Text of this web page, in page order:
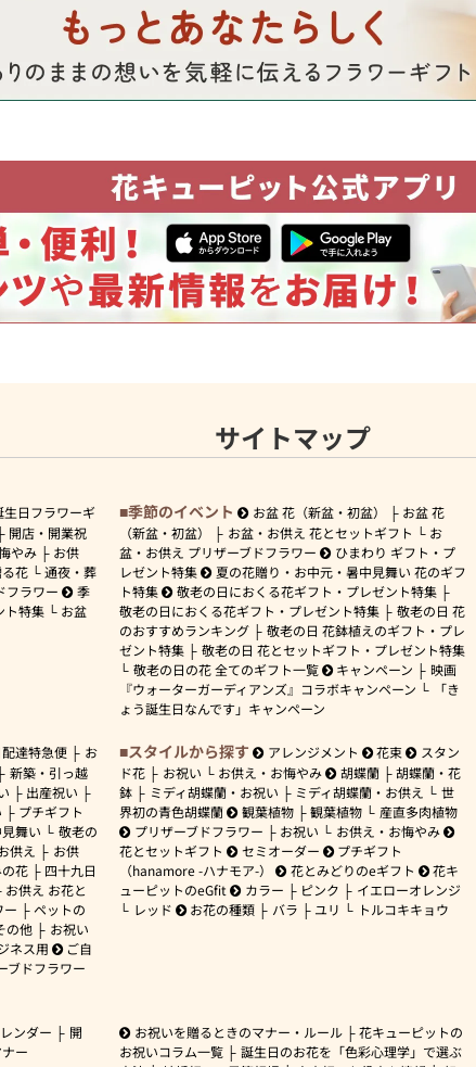
サイトマップ
生日フラワーギ
開店・開業祝
やみ
お供
花
通夜・葬
フラワー
季
ト特集
お盆
季節のイベント お盆 花（新盆・初盆）
お盆 花
（新盆・初盆）
お盆・お供え 花とセットギフト
お
盆・お供え プリザーブドフラワー
ひまわり ギフト・プ
レゼント特集
夏の花贈り・お中元・暑中見舞い 花のギフ
ト特集
敬老の日におくる花ギフト・プレゼント特集
敬老の日におくる花ギフト・プレゼント特集
敬老の日 花
のおすすめランキング
敬老の日 花鉢植えのギフト・プレ
ゼント特集
敬老の日 花とセットギフト・プレゼント特集
敬老の日の花 全てのギフト一覧
キャンペーン
映画
『ウォーターガーディアンズ』コラボキャンペーン
「き
ょう誕生日なんです」キャンペーン
達特急便
お
新築・引っ越
出産祝い
プチギフト
舞い
敬老の
供え
お供
花
四十九日
お供え お花と
ー
ペットの
の他
お祝い
ネス用
ご自
ブドフラワー
スタイルから探す アレンジメント 花束
スタン
ド花
お祝い お供え・お悔やみ 胡蝶蘭
胡蝶蘭・花
鉢
ミディ胡蝶蘭・お祝い ミディ胡蝶蘭・お供え
世
界初の青色胡蝶蘭
観葉植物 観葉植物
産直多肉植物
プリザーブドフラワー
お祝い
お供え・お悔やみ
花とセットギフト
セミオーダー
プチギフト
（hanamore -ハナモア-）
花とみどりのeギフト
花キ
ューピットのeGfit
カラー ピンク
イエローオレンジ
レッド
お花の種類 バラ ユリ トルコキキョウ
ンダー
開
ー
お祝いを贈るときのマナー・ルール
花キューピットの
お祝いコラム一覧
誕生日のお花を「色彩心理学」で選ぶ